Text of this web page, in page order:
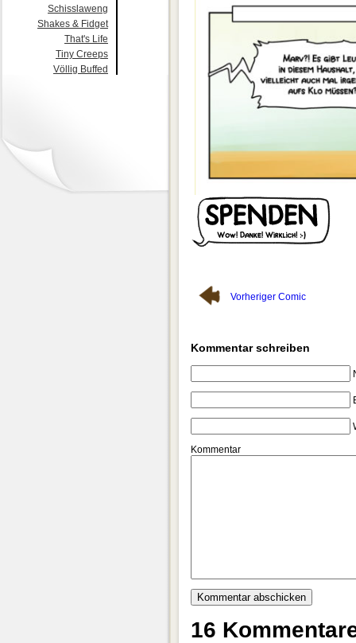
Schisslaweng
Shakes & Fidget
That's Life
Tiny Creeps
Völlig Buffed
Vorheriger Comic
Kommentar schreiben
Kommentar
16